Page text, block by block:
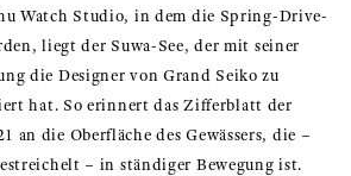
Watch Studio, in dem die Spring-Drive-
liegt der Suwa-See, der mit seiner
die Designer von Grand Seiko zu
hat. So erinnert das Zifferblatt der
an die Oberfläche des Gewässers, die –
– in ständiger Bewegung ist.